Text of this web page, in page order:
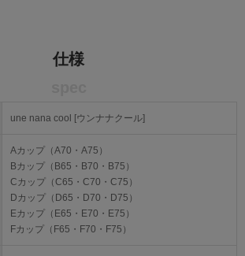
仕様
une nana cool [ウンナナクール]
Aカップ（A70・A75）
Bカップ（B65・B70・B75）
Cカップ（C65・C70・C75）
Dカップ（D65・D70・D75）
Eカップ（E65・E70・E75）
Fカップ（F65・F70・F75）